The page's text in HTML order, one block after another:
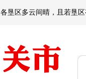
垦区多云间晴，且若垦